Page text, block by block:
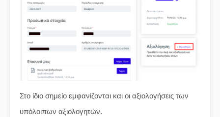
Στο ίδιο σημείο εμφανίζονται και οι αξιολογήσεις των
υπόλοιπων αξιολογητών.